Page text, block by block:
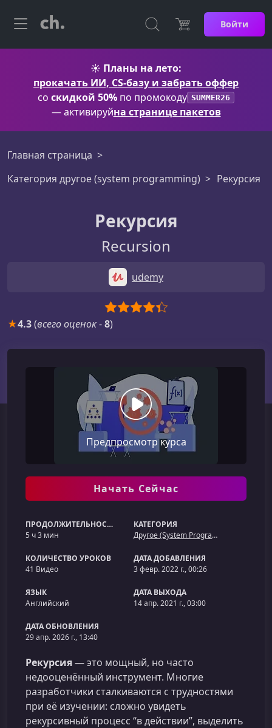
Войти
☀️ Планы на лето:
прокачать ИИ, CS-базу и забрать оффер
со скидкой 50% по промокоду SUMMER26
— активируйна странице пакетов
Главная страница
Категория другое (system programming)
Рекурсия
Рекурсия
Recursion
udemy
★4.3(всего оценок-8)
Предпросмотр курса
Начать Сейчас
ПРОДОЛЖИТЕЛЬНОСТЬ
5 ч 3 мин
КАТЕГОРИЯ
Другое (System Programming)
КОЛИЧЕСТВО УРОКОВ
41 Видео
ДАТА ДОБАВЛЕНИЯ
3 февр. 2022 г., 00:26
ЯЗЫК
Английский
ДАТА ВЫХОДА
14 апр. 2021 г., 03:00
ДАТА ОБНОВЛЕНИЯ
29 апр. 2026 г., 13:40
Рекурсия— это мощный, но часто
недооценённый инструмент. Многие
разработчики сталкиваются с трудностями
при её изучении: сложно увидеть
рекурсивный процесс “в действии”, выделить